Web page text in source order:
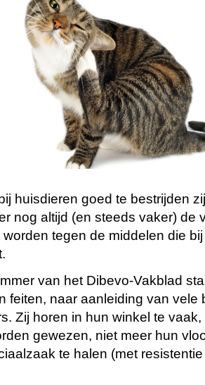
huisdieren goed te bestrijden
nog altijd (en steeds vaker) de
tegen de middelen die
van het Dibevo-Vakblad
feiten, naar aanleiding van vele
Zij horen in hun winkel te
gewezen, niet meer hun
te halen (met